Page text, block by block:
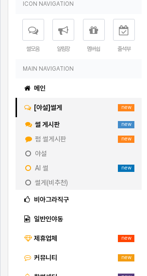
ICON NAVIGATION
썰모음 알림장 멤버쉽 출석부
MAIN NAVIGATION
메인
[야설]썰게 new
new
썰 게시판
new
펌 썰게시판
야설
new
AI 썰
썰게(비추천)
비아그라직구
일반인야동
제휴업체 new
커뮤니티 new